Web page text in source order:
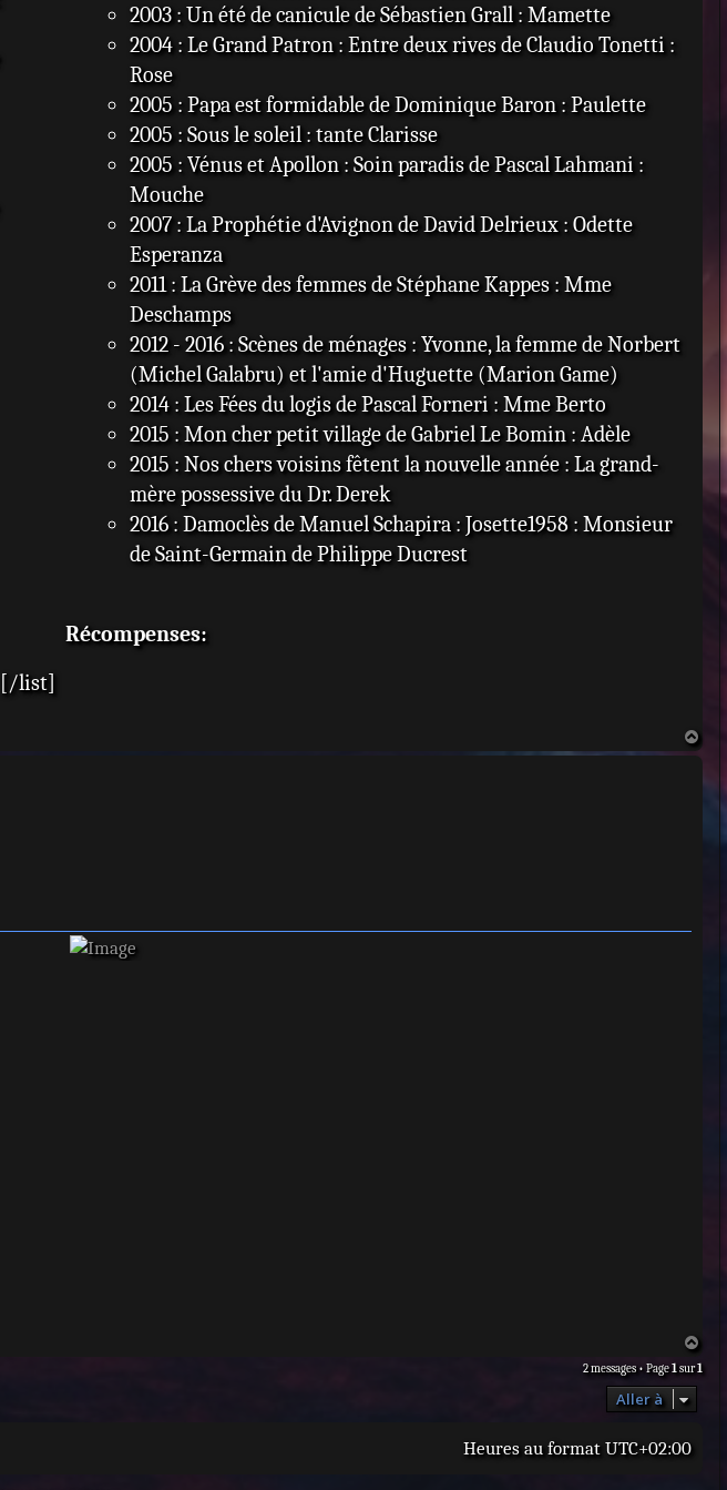
2003 : Un été de canicule de Sébastien Grall : Mamette
2004 : Le Grand Patron : Entre deux rives de Claudio Tonetti :
Rose
2005 : Papa est formidable de Dominique Baron : Paulette
2005 : Sous le soleil : tante Clarisse
2005 : Vénus et Apollon : Soin paradis de Pascal Lahmani :
Mouche
2007 : La Prophétie d'Avignon de David Delrieux : Odette
Esperanza
2011 : La Grève des femmes de Stéphane Kappes : Mme
Deschamps
2012 - 2016 : Scènes de ménages : Yvonne, la femme de Norbert
(Michel Galabru) et l'amie d'Huguette (Marion Game)
2014 : Les Fées du logis de Pascal Forneri : Mme Berto
2015 : Mon cher petit village de Gabriel Le Bomin : Adèle
2015 : Nos chers voisins fêtent la nouvelle année : La grand-
mère possessive du Dr. Derek
2016 : Damoclès de Manuel Schapira : Josette1958 : Monsieur
de Saint-Germain de Philippe Ducrest
Récompenses:
[/list]
u
2 messages • Page1sur1
Aller à
Heures au format UTC+02:00